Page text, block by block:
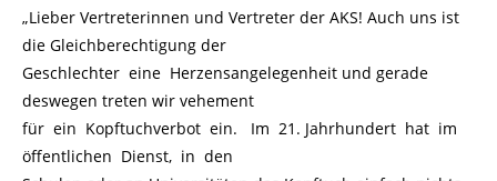
„Lieber Vertreterinnen und Vertreter der AKS! Auch uns ist
die Gleichberechtigung der
Geschlechter eine Herzensangelegenheit und gerade
deswegen treten wir vehement
für ein Kopftuchverbot ein. Im 21. Jahrhundert hat im
öffentlichen Dienst, in den